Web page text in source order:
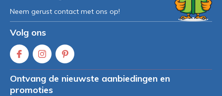
Neem gerust contact met ons op!
Volg ons
Ontvang de nieuwste aanbiedingen en
promoties